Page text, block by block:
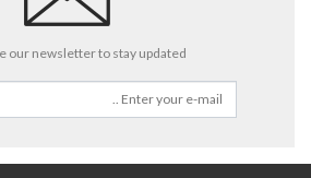
our newsletter to stay updated.